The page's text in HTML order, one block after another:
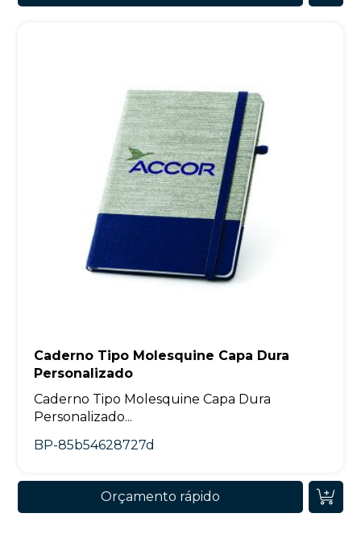
Caderno Tipo Molesquine Capa Dura
Personalizado
Caderno Tipo Molesquine Capa Dura
Personalizado...
BP-85b54628727d
Orçamento rápido